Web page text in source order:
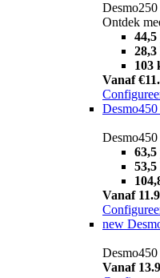
Ontdek
103
Vanaf
Vanaf
new
Vanaf